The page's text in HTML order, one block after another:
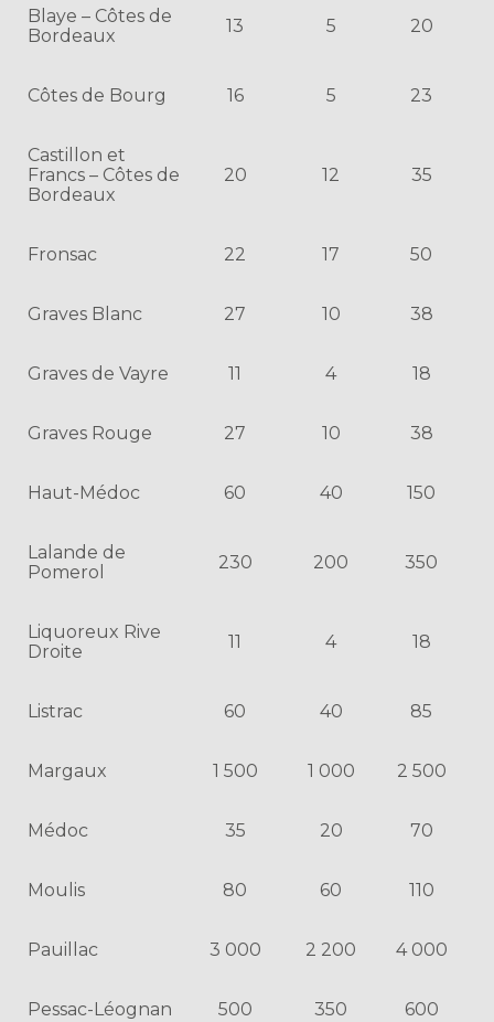
Blaye – Côtes de
Bordeaux
13 5 20
Côtes de Bourg 16 5 23
Castillon et
Francs – Côtes de
Bordeaux
20 12 35
Fronsac 22 17 50
Graves Blanc 27 10 38
Graves de Vayre 11 4 18
Graves Rouge 27 10 38
Haut-Médoc 60 40 150
Lalande de
Pomerol
230 200 350
Liquoreux Rive
Droite
11 4 18
Listrac 60 40 85
Margaux 1 500 1 000 2 500
Médoc 35 20 70
Moulis 80 60 110
Pauillac 3 000 2 200 4 000
Pessac-Léognan 500 350 600